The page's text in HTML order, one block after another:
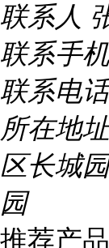
联系人
联系手机
联系电话
所在地址
区长城
园
推荐产品